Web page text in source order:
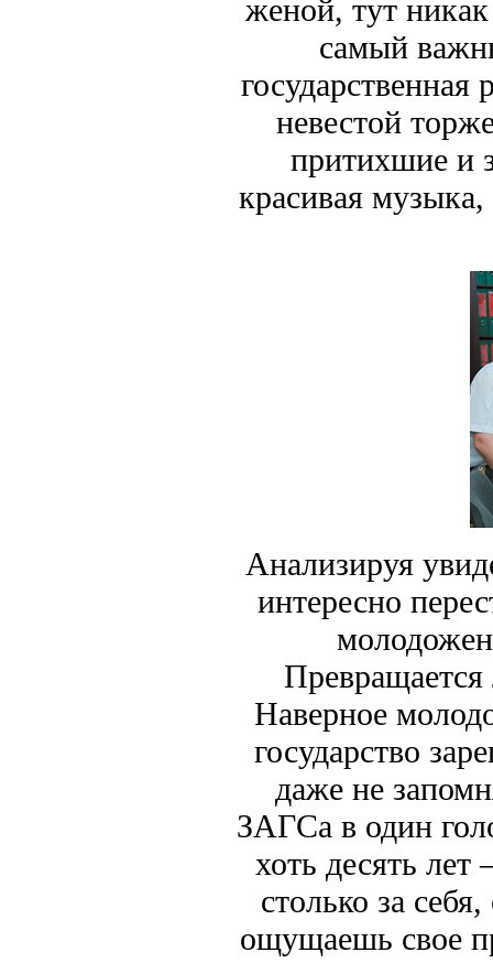
женой, тут
самый
невестой
притихшие и
красивая
Анализируя
интересно
Превращается
Наверное
государство
даже не
ЗАГСа в один
хоть десять лет
столько за
ощущаешь свое